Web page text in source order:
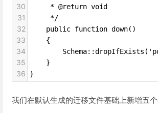
30
     * @return void
31
     */
32
    public function down()
33
    {
34
35
    }
36 }
我们在默认生成的迁移文件基础上新增五个